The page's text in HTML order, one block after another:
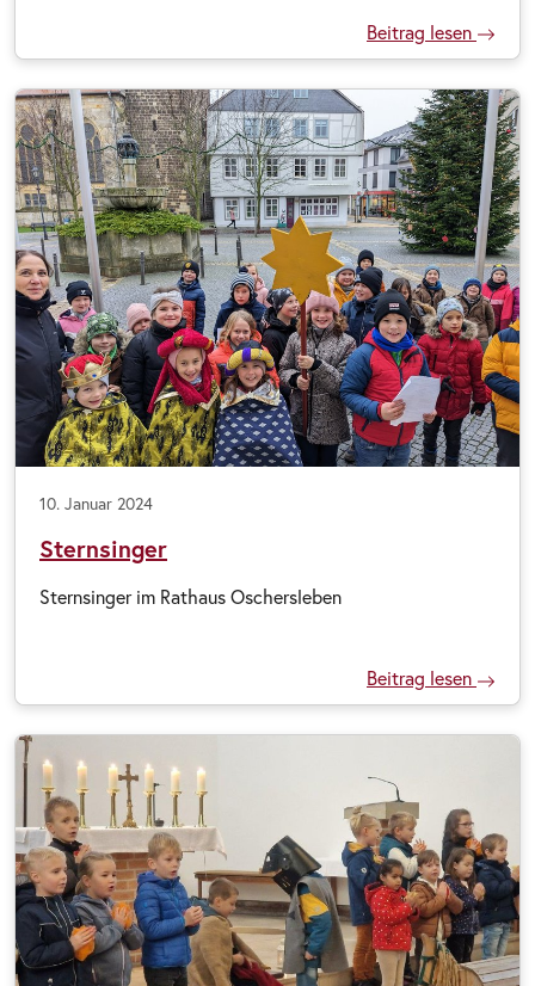
Beitrag lesen
10. Januar 2024
Sternsinger
Sternsinger im Rathaus Oschersleben
Beitrag lesen